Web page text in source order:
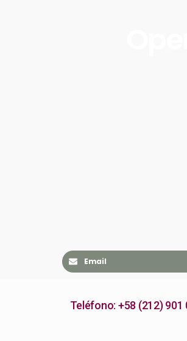
Email
Teléfono: +58 (212) 901